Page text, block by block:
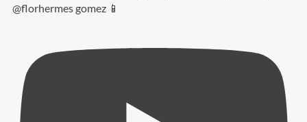
@florhermes gomez 📱